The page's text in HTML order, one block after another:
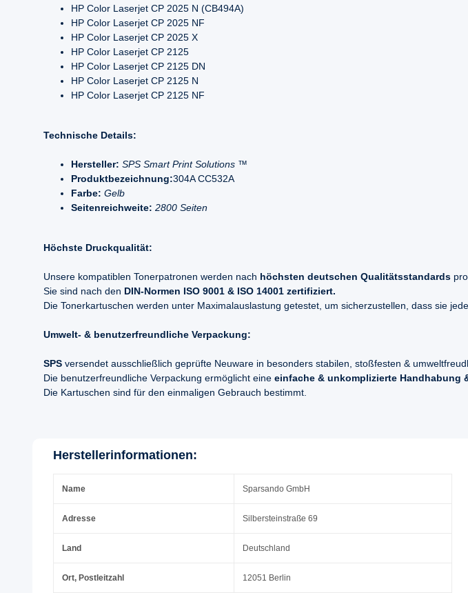
HP Color Laserjet CP 2025 N (CB494A)
HP Color Laserjet CP 2025 NF
HP Color Laserjet CP 2025 X
HP Color Laserjet CP 2125
HP Color Laserjet CP 2125 DN
HP Color Laserjet CP 2125 N
HP Color Laserjet CP 2125 NF
Technische Details:
Hersteller: SPS Smart Print Solutions ™
Produktbezeichnung:304A CC532A
Farbe: Gelb
Seitenreichweite: 2800 Seiten
Höchste Druckqualität:
Unsere kompatiblen Tonerpatronen werden nach höchsten deutschen Qualitätsstandards
Sie sind nach den DIN-Normen ISO 9001 & ISO 14001 zertifiziert.
Die Tonerkartuschen werden unter Maximalauslastung getestet, um sicherzustellen, dass sie
Umwelt- & benutzerfreundliche Verpackung:
SPS versendet ausschließlich geprüfte Neuware in besonders stabilen, stoßfesten &
Die benutzerfreundliche Verpackung ermöglicht eine einfache & unkomplizierte Handhabung
Die Kartuschen sind für den einmaligen Gebrauch bestimmt.
Herstellerinformationen:
Name Sparsando GmbH
Adresse Silbersteinstraße 69
Land Deutschland
Ort, Postleitzahl 12051 Berlin